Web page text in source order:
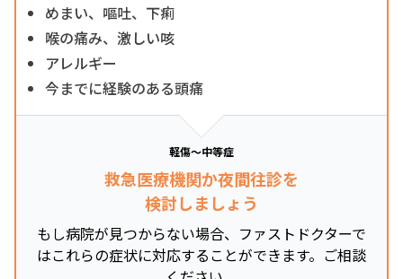
めまい、嘔吐、下痢
喉の痛み、激しい咳
アレルギー
今までに経験のある頭痛
軽傷～中等症
救急医療機関か夜間往診を
検討しましょう
もし病院が見つからない場合、ファストドクターで
はこれらの症状に対応することができます。ご相談